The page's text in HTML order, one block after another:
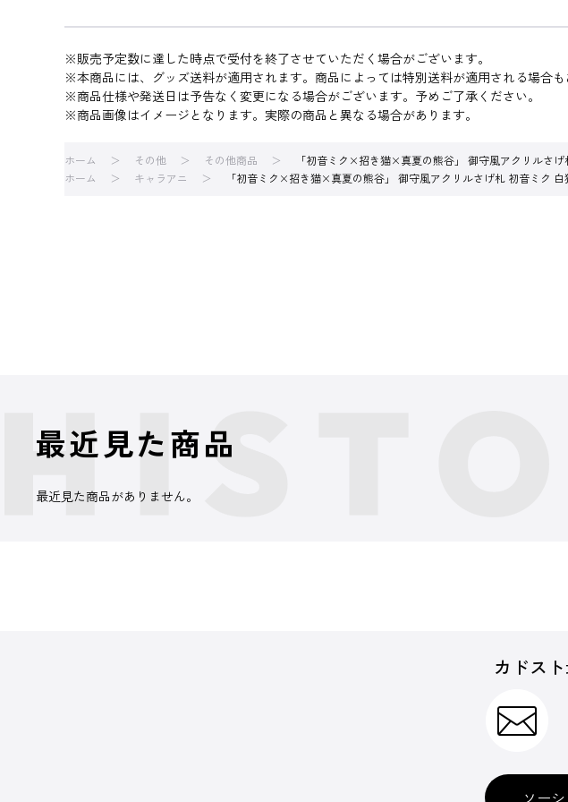
※販売予定数に達した時点で受付を終了させていただく場合がございます。
※本商品には、グッズ送料が適用されます。商品によっては特別送料が適用される場合も
※商品仕様や発送日は予告なく変更になる場合がございます。予めご了承ください。
※商品画像はイメージとなります。実際の商品と異なる場合があります。
ホーム その他 その他商品
「初音ミク×招き猫×真夏の熊谷」 御守風アクリルさ
ホーム
キャラアニ 「初音ミク×招き猫×真夏の熊谷」 御守風アクリルさげ札 初音ミク
最近見た商品
最近見た商品がありません。
カドス
ソー